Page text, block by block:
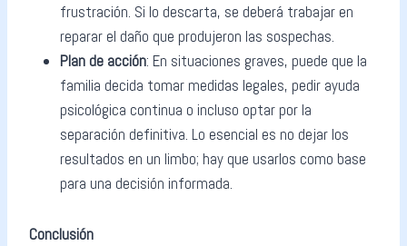
frustración. Si lo descarta, se deberá trabajar en
reparar el daño que produjeron las sospechas.
Plan de acción: En situaciones graves, puede que la
familia decida tomar medidas legales, pedir ayuda
psicológica continua o incluso optar por la
separación definitiva. Lo esencial es no dejar los
resultados en un limbo; hay que usarlos como base
para una decisión informada.
Conclusión